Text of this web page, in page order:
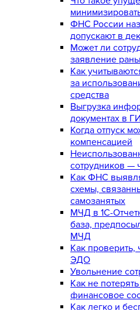
ФНС России
допускают в
Может ли
заявление
Как
за
средства
Выгрузка
документах в
Когда отпуск
компенсацией
сотрудников —
Как ФНС
схемы,
самозанятых
МЧД в 1С-
база,
МЧД
Как проверить,
ЭДО
Увольнение
Как не
финансовое
Как легко и